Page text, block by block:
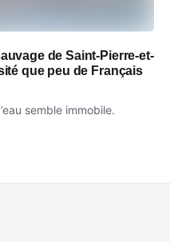
de Saint-Pierre-et-
que peu de Français
semble immobile.